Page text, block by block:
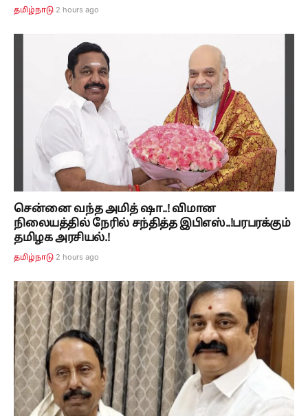
தமிழ்நாடு 2 hours ago
சென்னை வந்த அமித் ஷா..! விமான
நிலையத்தில் நேரில் சந்தித்த இபிஎஸ்..!பரபரக்கும்
தமிழக அரசியல்.!
தமிழ்நாடு 2 hours ago